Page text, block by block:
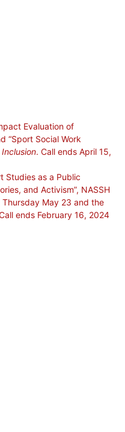
Evaluation of
“Sport Social Work
. Call ends April 15,
Studies as a Public
and Activism”, NASSH
May 23 and the
ends February 16, 2024